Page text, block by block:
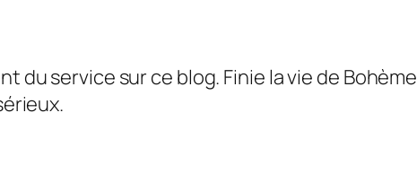
du service sur ce blog. Finie la vie de